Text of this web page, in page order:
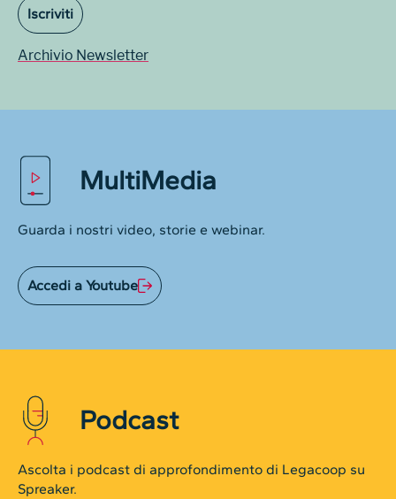
Iscriviti
Archivio Newsletter
MultiMedia
Guarda i nostri video, storie e webinar.
Accedi a Youtube
Podcast
Ascolta i podcast di approfondimento di Legacoop su
Spreaker.